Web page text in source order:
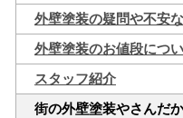
外壁塗装の疑問や不安
外壁塗装のお値段につ
スタッフ紹介
街の外壁塗装やさんだ